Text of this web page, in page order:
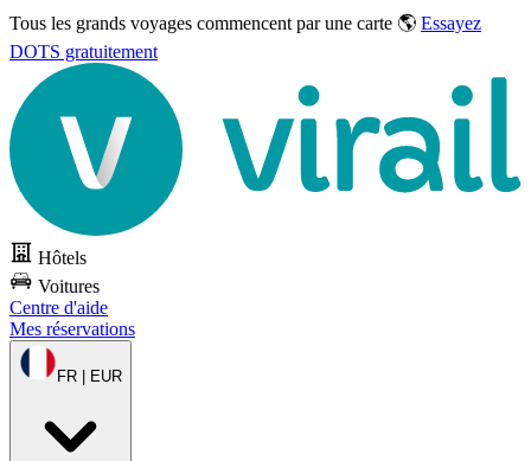
Tous les grands voyages commencent par une carte 🌎 Essayez
DOTS gratuitement
Hôtels
Voitures
Centre d'aide
Mes réservations
FR | EUR